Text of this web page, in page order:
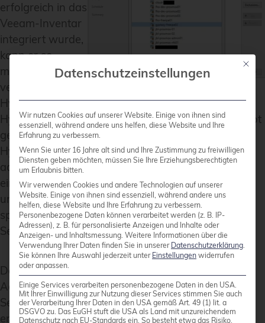
erfolgreich in das
Veeam-Inventar
integriert wurde,
kann er so
mühelos
verwaltet werden wie jeder andere unterstützte
Hypervisor, wie VMware vSphere oder Microsoft
Hyper-V. Ein wesentlicher Vorteil, wie im Screenshot
gezeigt, ist die Möglichkeit, verschiedene
Hypervisoren und Server in Clustern zentral zu
administrieren. Dies eliminiert die Notwendigkeit
einer separaten Veeam-Instanz für jeden Cluster
und optimiert die Abläufe. Dennoch kann es
spezifische Szenarien geben, in denen individuelle
Setups für jeden Cluster vorzuziehen sind.
Dadurch wird nicht nur die Arbeit des
Administrators bei der Arbeit mit verschiedenen
Servern und Clustern vereinfacht, sondern bietet
endlich auch die Möglichkeit für Cross-Hypervisor-
Mit
Datenschutzeinstellungen
Wir nutzen Cookies auf unserer Website. Einige von ihnen sind
essenziell, während andere uns helfen, diese Website und Ihre
Erfahrung zu verbessern.
Wenn Sie unter 16 Jahre alt sind und Ihre Zustimmung zu freiwilligen
Diensten geben möchten, müssen Sie Ihre Erziehungsberechtigten
um Erlaubnis bitten.
Wir verwenden Cookies und andere Technologien auf unserer
Website. Einige von ihnen sind essenziell, während andere uns
helfen, diese Website und Ihre Erfahrung zu verbessern.
Personenbezogene Daten können verarbeitet werden (z. B. IP-
Adressen), z. B. für personalisierte Anzeigen und Inhalte oder
Anzeigen- und Inhaltsmessung. Weitere Informationen über die
Verwendung Ihrer Daten finden Sie in unserer Datenschutzerklärung.
Sie können Ihre Auswahl jederzeit unter Einstellungen widerrufen
oder anpassen.
Einige Services verarbeiten personenbezogene Daten in den USA.
Mit Ihrer Einwilligung zur Nutzung dieser Services stimmen Sie auch
der Verarbeitung Ihrer Daten in den USA gemäß Art. 49 (1) lit. a
DSGVO zu. Das EuGH stuft die USA als Land mit unzureichendem
Datenschutz nach EU-Standards ein. So besteht etwa das Risiko,